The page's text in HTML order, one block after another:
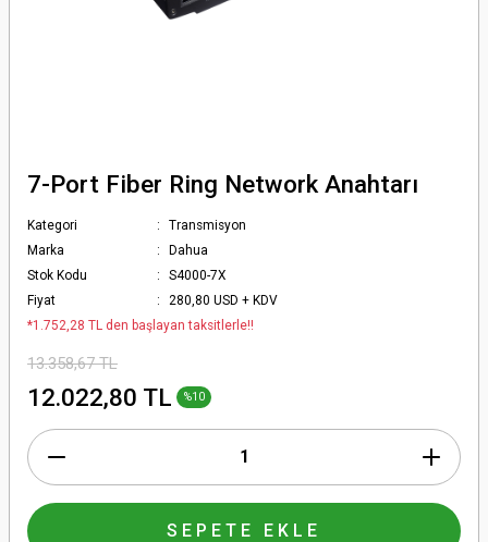
7-Port Fiber Ring Network Anahtarı
Kategori
Transmisyon
Marka
Dahua
Stok Kodu
S4000-7X
Fiyat
280,80 USD + KDV
*1.752,28 TL den başlayan taksitlerle!!
13.358,67 TL
12.022,80 TL %10
SEPETE EKLE